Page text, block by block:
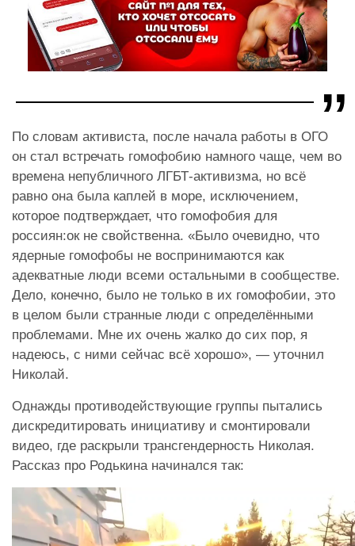
По словам активиста, после начала работы в ОГО
он стал встречать гомофобию намного чаще, чем во
времена непубличного ЛГБТ-активизма, но всё
равно она была каплей в море, исключением,
которое подтверждает, что гомофобия для
россиян:ок не свойственна. «Было очевидно, что
ядерные гомофобы не воспринимаются как
адекватные люди всеми остальными в сообществе.
Дело, конечно, было не только в их гомофобии, это
в целом были странные люди с определёнными
проблемами. Мне их очень жалко до сих пор, я
надеюсь, с ними сейчас всё хорошо», — уточнил
Николай.
Однажды противодействующие группы пытались
дискредитировать инициативу и смонтировали
видео, где раскрыли трансгендерность Николая.
Рассказ про Родькина начинался так: